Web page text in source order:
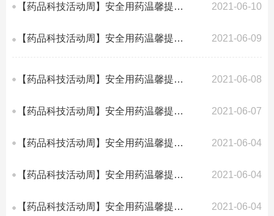
【药品科技活动周】安全用药温馨提示丨（十）规律用药降血糖，健康生活不可少 2021-06-10
【药品科技活动周】安全用药温馨提示丨（九）科学用药解便秘，生活习惯更重要 2021-06-09
【药品科技活动周】安全用药温馨提示丨（八）用药时间有讲究，按时用药疗效好 2021-06-08
【药品科技活动周】安全用药温馨提示丨（七）使用冰箱存药品，这些事情需注意 2021-06-07
【药品科技活动周】安全用药温馨提示丨（六）哺乳用药慎选择，母婴健康最重要 2021-06-04
【药品科技活动周】安全用药温馨提示丨（五）粉碎接种谣言，揭秘疫苗真相 2021-06-04
【药品科技活动周】安全用药温馨提示丨（四）禁毒专刊 精神药品主要药品形态、... 2021-06-04